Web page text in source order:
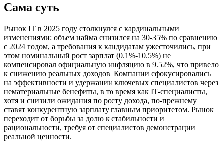
Сама суть
Рынок IT в 2025 году столкнулся с кардинальными
изменениями: объем найма снизился на 30-35% по сравнению
с 2024 годом, а требования к кандидатам ужесточились, при
этом номинальный рост зарплат (0.1%-10.5%) не
компенсировал официальную инфляцию в 9.52%, что привело
к снижению реальных доходов. Компании сфокусировались
на эффективности и удержании ключевых специалистов через
нематериальные бенефиты, в то время как IT-специалисты,
хотя и снизили ожидания по росту дохода, по-прежнему
ставят конкурентную зарплату главным приоритетом. Рынок
переходит от борьбы за долю к стабильности и
рациональности, требуя от специалистов демонстрации
реальной ценности.